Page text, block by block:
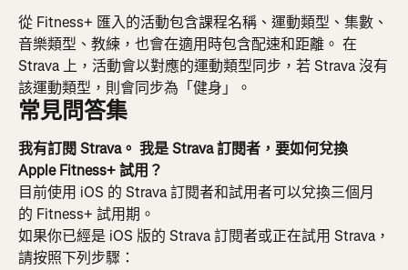
從 Fitness+ 匯入的活動包含課程名稱、運動類型、集數、
音樂類型、教練，也會在適用時包含配速和距離。 在
Strava 上，活動會以對應的運動類型同步，若 Strava 沒有
該運動類型，則會同步為「健身」。
常見問答集
我有訂閱 Strava。 我是 Strava 訂閱者，要如何兌換
Apple Fitness+ 試用？
目前使用 iOS 的 Strava 訂閱者和試用者可以兌換三個月
的 Fitness+ 試用期。
如果你已經是 iOS 版的 Strava 訂閱者或正在試用 Strava，
請按照下列步驟：